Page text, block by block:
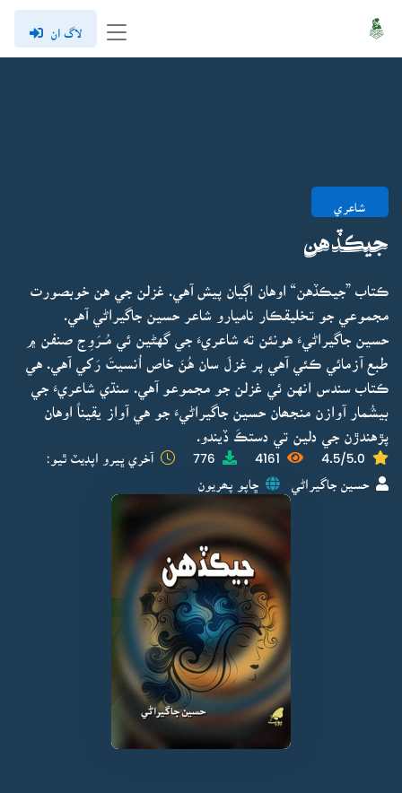
لاگ ان
شاعري
جيڪڏهن
ڪتاب ”جيڪڏهن“ اوهان اڳيان پيش آهي. غزلن جي هن خوبصورت
مجموعي جو تخليقڪار ناميارو شاعر حسين جاگيراڻي آهي.
حسين جاگيراڻيءَ هونئن ته شاعريءَ جي گهڻين ئي مُــرَوِج صنفن ۾
طبع آزمائي ڪئي آهي پر غزلَ سان هُنَ خاص اُنسيتَ رَکي آهي. هي
ڪتاب سندس انهن ئي غزلن جو مجموعو آهي. سنڌي شاعريءَ جي
بيشُمار آوازن منجھان حسين جاگيراڻيءَ جو هي آواز يقيناً اوهان
پڙهندڙن جي دلين تي دستڪَ ڏيندو.
4.5/5.0
4161
776 آخري ڀيرو اپڊيٽ ٿيو:
حسين جاگيراڻي ڇاپو پھريون